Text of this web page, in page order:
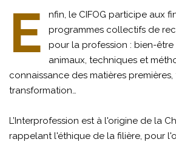
E
nfin, le CIFOG participe aux
programmes collectifs de
pour la profession : bien-
animaux, techniques et
connaissance des matières
transformation…
L’Interprofession est à l'origine de la
rappelant l'éthique de la filière, pour